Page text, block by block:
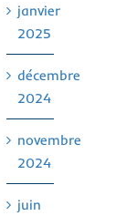
janvier
2025
décembre
2024
novembre
2024
juin